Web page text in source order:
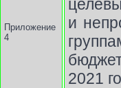
Приложение
4
и
2021